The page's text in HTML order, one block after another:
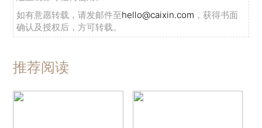
如有意愿转载，请发邮件至hello@caixin.com ，获得书面
确认及授权后，方可转载。
推荐阅读